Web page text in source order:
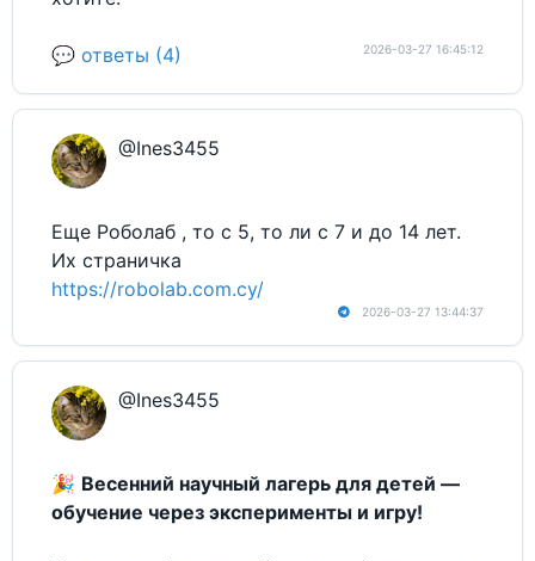
💬 ответы (4) 2026-03-27 16:45:12
@Ines3455
Еще Роболаб , то с 5, то ли с 7 и до 14 лет.
Их страничка
https://robolab.com.cy/
2026-03-27 13:44:37
@Ines3455
🎉 Весенний научный лагерь для детей —
обучение через эксперименты и игру!